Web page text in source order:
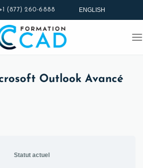
+1 (877) 260-6888 ENGLISH
Outlook Avancé
Statut actuel